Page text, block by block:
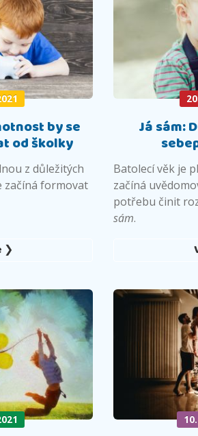
by se
od školky
z důležitých
začíná formovat
❯
Já sám:
Batolecí věk je
začíná
potřebu činit
sám.